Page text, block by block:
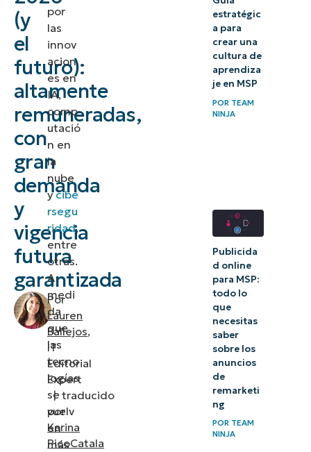
(y
el
futuro):
altamente
remuneradas,
con
gran
demanda
y
vigencia
futura
garantizada
Por
Lauren
Ballejos,
IT
Editorial
Expert
|traducido
por
Karina
PicoCatala
La importancia
certificaciones
profesional
Por qué son
importantes
certificaciones
Elegir la
en TI
adecuada
futuro con
por
las
innov
acion
es en
IA,
comp
utació
n en
la
nube
ycibe
rsegu
ridad,
entre
otras.
A
medi
da
que
las
tecno
logías
se
vuelv
en
más
estratégic
a para
crear una
cultura de
aprendiza
je en MSP
POR TEAM
NINJA
Publicida
d online
para MSP:
todo lo
que
necesitas
saber
sobre los
anuncios
de
remarketi
ng
POR TEAM
NINJA